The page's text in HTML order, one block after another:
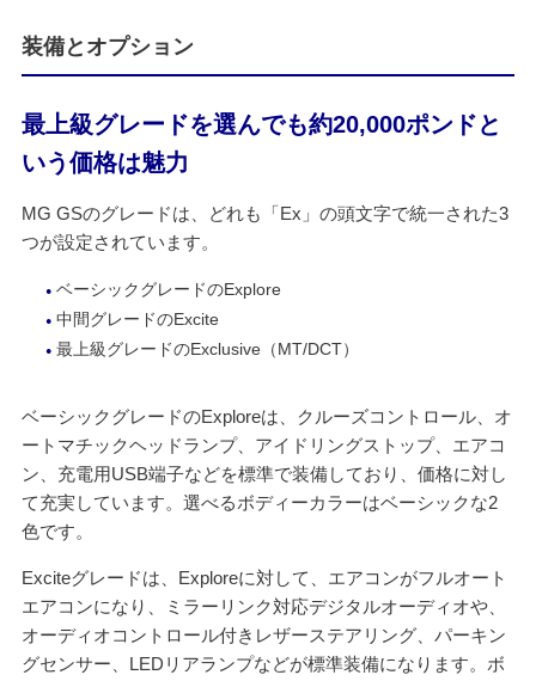
装備とオプション
最上級グレードを選んでも約20,000ポンドと
いう価格は魅力
MG GSのグレードは、どれも「Ex」の頭文字で統一された3
つが設定されています。
ベーシックグレードのExplore
中間グレードのExcite
最上級グレードのExclusive（MT/DCT）
ベーシックグレードのExploreは、クルーズコントロール、オ
ートマチックヘッドランプ、アイドリングストップ、エアコ
ン、充電用USB端子などを標準で装備しており、価格に対し
て充実しています。選べるボディーカラーはベーシックな2
色です。
Exciteグレードは、Exploreに対して、エアコンがフルオート
エアコンになり、ミラーリンク対応デジタルオーディオや、
オーディオコントロール付きレザーステアリング、パーキン
グセンサー、LEDリアランプなどが標準装備になります。ボ